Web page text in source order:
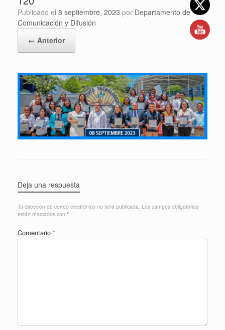
Publicado el 8 septiembre, 2023 por Departamento de
Comunicación y Difusión
← Anterior
Deja una respuesta
Tu dirección de correo electrónico no será publicada. Los campos obligatorios
están marcados con *
Comentario *